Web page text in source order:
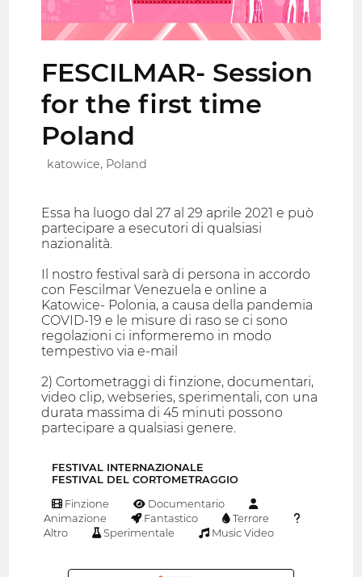
FESCILMAR- Session
for the first time
Poland
katowice, Poland
Essa ha luogo dal 27 al 29 aprile 2021 e può
partecipare a esecutori di qualsiasi
nazionalità.
Il nostro festival sarà di persona in accordo
con Fescilmar Venezuela e online a
Katowice- Polonia, a causa della pandemia
COVID-19 e le misure di raso se ci sono
regolazioni ci informeremo in modo
tempestivo via e-mail
2) Cortometraggi di finzione, documentari,
video clip, webseries, sperimentali, con una
durata massima di 45 minuti possono
partecipare a qualsiasi genere.
FESTIVAL INTERNAZIONALE
FESTIVAL DEL CORTOMETRAGGIO
Finzione
Documentario
Animazione
Fantastico
Terrore
Altro
Sperimentale Music Video